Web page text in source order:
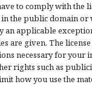
to comply with the
the public domain or
an applicable
are given. The
necessary for your
rights such as
how you use the